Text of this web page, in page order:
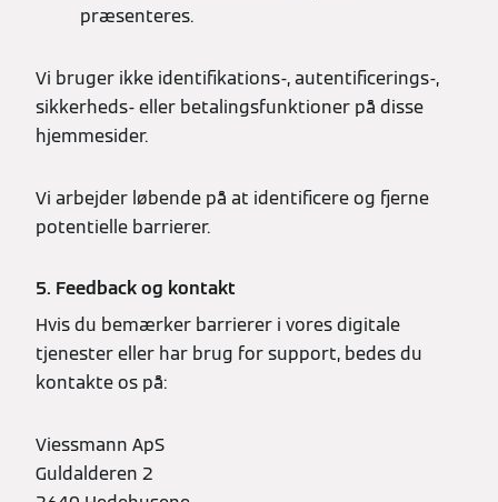
præsenteres.
Vi bruger ikke identifikations-, autentificerings-,
sikkerheds- eller betalingsfunktioner på disse
hjemmesider.
Vi arbejder løbende på at identificere og fjerne
potentielle barrierer.
5. Feedback og kontakt
Hvis du bemærker barrierer i vores digitale
tjenester eller har brug for support, bedes du
kontakte os på:
Viessmann ApS
Guldalderen 2